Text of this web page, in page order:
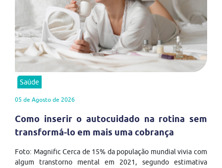
Saúde
05 de Agosto de 2026
Como inserir o autocuidado na rotina sem
transformá-lo em mais uma cobrança
Foto: Magnific Cerca de 15% da população mundial vivia com
algum transtorno mental em 2021, segundo estimativa